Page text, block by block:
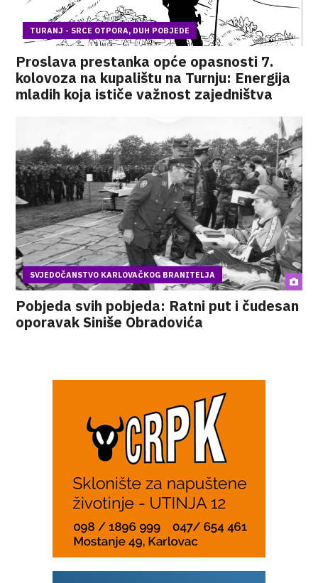
TURANJ - SRCE OTPORA, DUH POBJEDE
Proslava prestanka opće opasnosti 7.
kolovoza na kupalištu na Turnju: Energija
mladih koja ističe važnost zajedništva
SVJEDOČANSTVO KARLOVAČKOG BRANITELJA
Pobjeda svih pobjeda: Ratni put i čudesan
oporavak Siniše Obradovića